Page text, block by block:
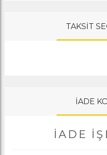
TAKSİT
İADE
İADE